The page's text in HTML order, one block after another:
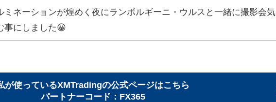
ミネーションが煌めく夜にランボルギーニ・ウルスと一緒に撮影会気
事にしました😀
が使っているXMTradingの公式ページはこちら
パートナーコード：FX365